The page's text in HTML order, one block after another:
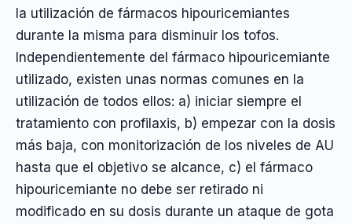
la utilización de fármacos hipouricemiantes
durante la misma para disminuir los tofos.
Independientemente del fármaco hipouricemiante
utilizado, existen unas normas comunes en la
utilización de todos ellos: a) iniciar siempre el
tratamiento con profilaxis, b) empezar con la dosis
más baja, con monitorización de los niveles de AU
hasta que el objetivo se alcance, c) el fármaco
hipouricemiante no debe ser retirado ni
modificado en su dosis durante un ataque de gota